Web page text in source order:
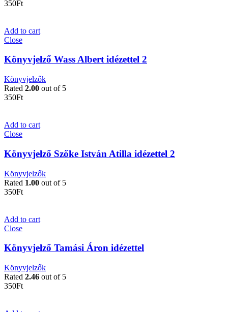
350Ft
Add to cart
Close
Könyvjelző Wass Albert idézettel 2
Könyvjelzők
Rated 2.00 out of 5
350Ft
Add to cart
Close
Könyvjelző Szőke István Atilla idézettel 2
Könyvjelzők
Rated 1.00 out of 5
350Ft
Add to cart
Close
Könyvjelző Tamási Áron idézettel
Könyvjelzők
Rated 2.46 out of 5
350Ft